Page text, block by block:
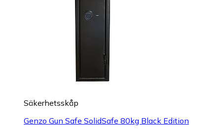
Säkerhetsskåp
Genzo Gun Safe SolidSafe 80kg Black Edition